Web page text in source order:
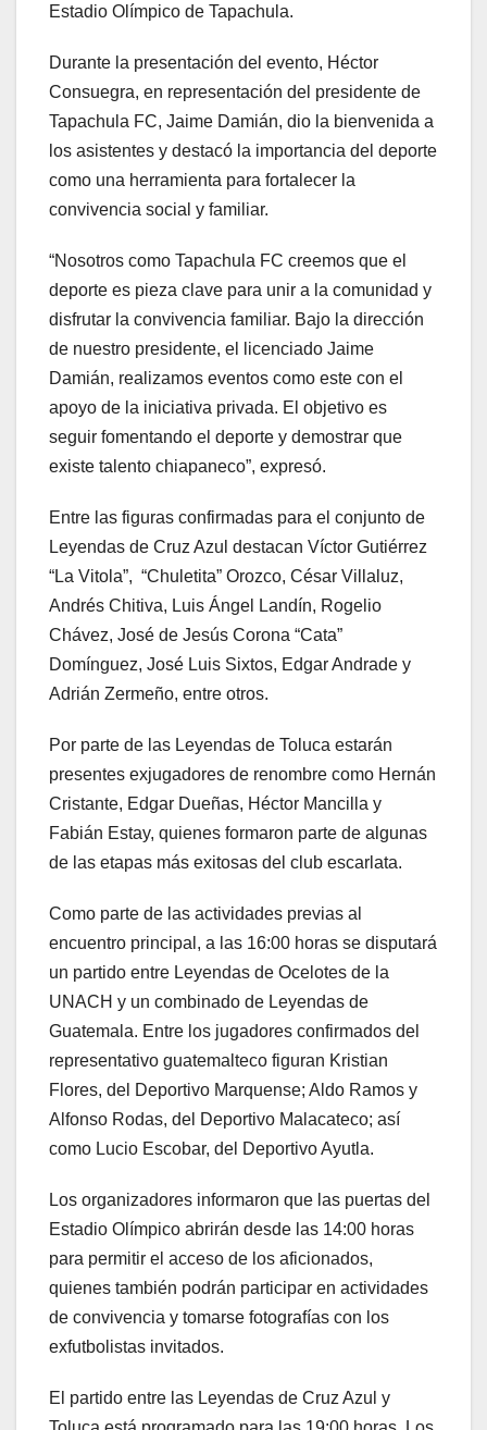
Estadio Olímpico de Tapachula.
Durante la presentación del evento, Héctor
Consuegra, en representación del presidente de
Tapachula FC, Jaime Damián, dio la bienvenida a
los asistentes y destacó la importancia del deporte
como una herramienta para fortalecer la
convivencia social y familiar.
“Nosotros como Tapachula FC creemos que el
deporte es pieza clave para unir a la comunidad y
disfrutar la convivencia familiar. Bajo la dirección
de nuestro presidente, el licenciado Jaime
Damián, realizamos eventos como este con el
apoyo de la iniciativa privada. El objetivo es
seguir fomentando el deporte y demostrar que
existe talento chiapaneco”, expresó.
Entre las figuras confirmadas para el conjunto de
Leyendas de Cruz Azul destacan Víctor Gutiérrez
“La Vitola”, “Chuletita” Orozco, César Villaluz,
Andrés Chitiva, Luis Ángel Landín, Rogelio
Chávez, José de Jesús Corona “Cata”
Domínguez, José Luis Sixtos, Edgar Andrade y
Adrián Zermeño, entre otros.
Por parte de las Leyendas de Toluca estarán
presentes exjugadores de renombre como Hernán
Cristante, Edgar Dueñas, Héctor Mancilla y
Fabián Estay, quienes formaron parte de algunas
de las etapas más exitosas del club escarlata.
Como parte de las actividades previas al
encuentro principal, a las 16:00 horas se disputará
un partido entre Leyendas de Ocelotes de la
UNACH y un combinado de Leyendas de
Guatemala. Entre los jugadores confirmados del
representativo guatemalteco figuran Kristian
Flores, del Deportivo Marquense; Aldo Ramos y
Alfonso Rodas, del Deportivo Malacateco; así
como Lucio Escobar, del Deportivo Ayutla.
Los organizadores informaron que las puertas del
Estadio Olímpico abrirán desde las 14:00 horas
para permitir el acceso de los aficionados,
quienes también podrán participar en actividades
de convivencia y tomarse fotografías con los
exfutbolistas invitados.
El partido entre las Leyendas de Cruz Azul y